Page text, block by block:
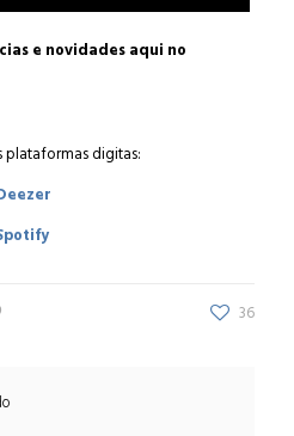
e novidades aqui no
plataformas digitas:
36